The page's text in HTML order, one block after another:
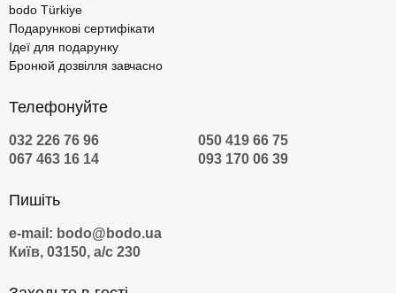
bodo Türkiye
Подарункові сертифікати
Ідеї для подарунку
Бронюй дозвілля завчасно
Телефонуйте
032 226 76 96
050 419 66 75
067 463 16 14
093 170 06 39
Пишіть
e-mail: bodo@bodo.ua
Київ, 03150, а/с 230